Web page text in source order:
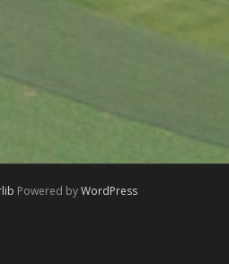
Powered byWordPress